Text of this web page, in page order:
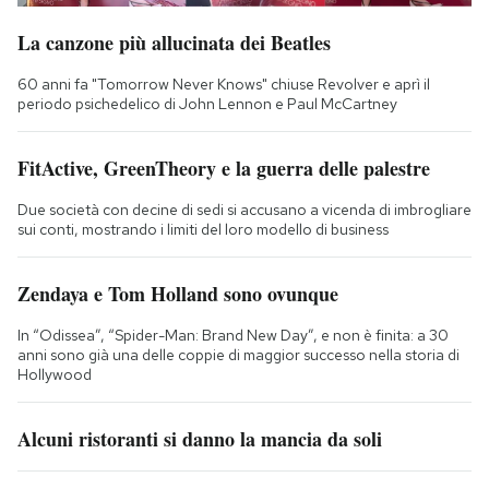
La canzone più allucinata dei Beatles
60 anni fa "Tomorrow Never Knows" chiuse Revolver e aprì il
periodo psichedelico di John Lennon e Paul McCartney
FitActive, GreenTheory e la guerra delle palestre
Due società con decine di sedi si accusano a vicenda di imbrogliare
sui conti, mostrando i limiti del loro modello di business
Zendaya e Tom Holland sono ovunque
In “Odissea”, “Spider-Man: Brand New Day”, e non è finita: a 30
anni sono già una delle coppie di maggior successo nella storia di
Hollywood
Alcuni ristoranti si danno la mancia da soli